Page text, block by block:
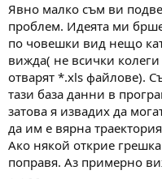
Проблема с базата данни
България - ако си ги
бях писал писмо на
проблема е от символа за
Явно малко съм ви
проблем. Идеята ми
по човешки вид нещо
вижда( не всички
отварят *.xls файлове).
тази база данни в
затова я извадих да
да им е вярна
Ако някой открие
поправя. Аз примерно